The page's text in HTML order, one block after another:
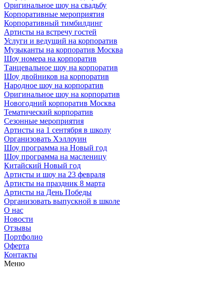
Оригинальное шоу на свадьбу
Корпоративные мероприятия
Корпоративный тимбилдинг
Артисты на встречу гостей
Услуги и ведущий на корпоратив
Музыканты на корпоратив Москва
Шоу номера на корпоратив
Танцевальное шоу на корпоратив
Шоу двойников на корпоратив
Народное шоу на корпоратив
Оригинальное шоу на корпоратив
Новогодний корпоратив Москва
Тематический корпоратив
Сезонные мероприятия
Артисты на 1 сентября в школу
Организовать Хэллоуин
Шоу программа на Новый год
Шоу программа на масленицу
Китайский Новый год
Артисты и шоу на 23 февраля
Артисты на праздник 8 марта
Артисты на День Победы
Организовать выпускной в школе
О нас
Новости
Отзывы
Портфолио
Оферта
Контакты
Меню